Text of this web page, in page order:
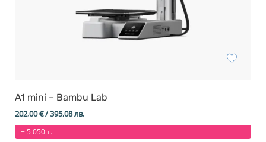
A1 mini – Bambu Lab
202,00€/ 395,08 лв.
+ 5 050 т.